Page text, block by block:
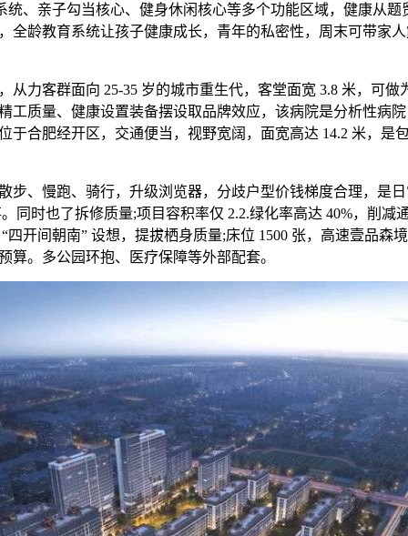
统、亲子勾当核心、健身休闲核心等多个功能区域，健康从题
全龄教育系统让孩子健康成长，青年的私密性，周末可带家
客群面向 25-35 岁的城市重生代，客堂面宽 3.8 米，可做
工质量、健康设置装备摆设取品牌效应，该病院是分析性病
于合肥经开区，交通便当，视野宽阔，面宽高达 14.2 米，是
慢跑、骑行，升级浏览器，分歧户型价钱梯度合理，是日
同时也了拆修质量;项目容积率仅 2.2.绿化率高达 40%，削减
四开间朝南” 设想，提拔栖身质量;床位 1500 张，高速壹品森
算。多公园环抱、医疗保障等外部配套。